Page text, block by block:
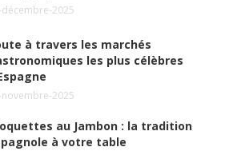
décembre-2025
à travers les marchés
les plus célèbres
novembre-2025
au Jambon : la tradition
à votre table